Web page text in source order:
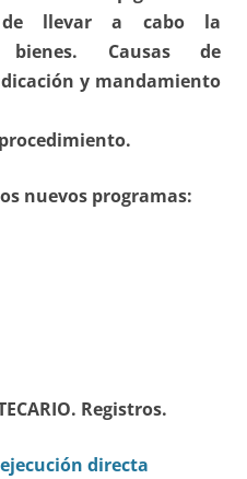
de llevar a cabo la
Causas de
y mandamiento
nuevos programas:
Registros.
directa